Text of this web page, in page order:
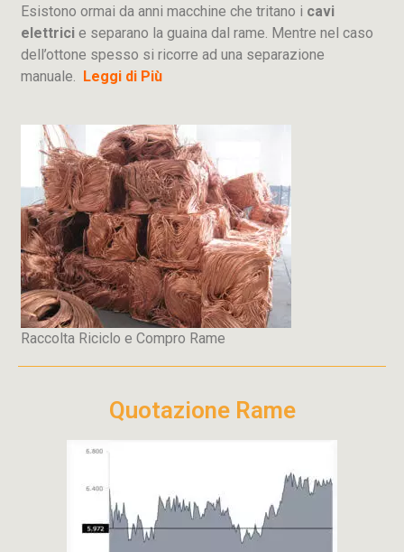
Esistono ormai da anni macchine che tritano i cavi
elettrici e separano la guaina dal rame. Mentre nel caso
dell’ottone spesso si ricorre ad una separazione
manuale. Leggi di Più
Raccolta Riciclo e Compro Rame
Quotazione Rame